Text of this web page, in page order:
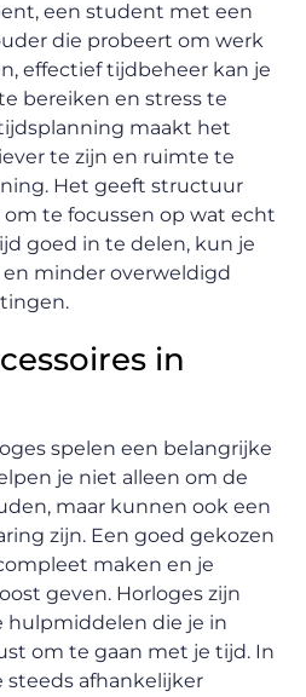
een student met een
die probeert om werk
effectief tijdbeheer kan je
bereiken en stress te
maakt het
te zijn en ruimte te
Het geeft structuur
te focussen op wat echt
goed in te delen, kun je
minder overweldigd
in
spelen een belangrijke
je niet alleen om de
maar kunnen ook een
zijn. Een goed gekozen
maken en je
geven. Horloges zijn
hulpmiddelen die je in
om te gaan met je tijd. In
steeds afhankelijker